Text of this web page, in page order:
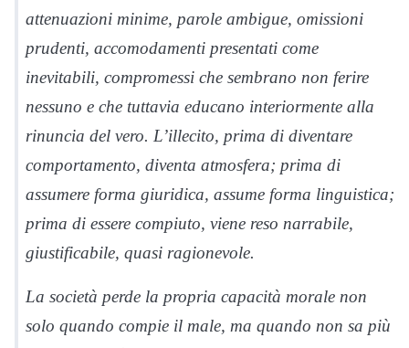
attenuazioni minime, parole ambigue, omissioni
prudenti, accomodamenti presentati come
inevitabili, compromessi che sembrano non ferire
nessuno e che tuttavia educano interiormente alla
rinuncia del vero. L’illecito, prima di diventare
comportamento, diventa atmosfera; prima di
assumere forma giuridica, assume forma linguistica;
prima di essere compiuto, viene reso narrabile,
giustificabile, quasi ragionevole.
La società perde la propria capacità morale non
solo quando compie il male, ma quando non sa più